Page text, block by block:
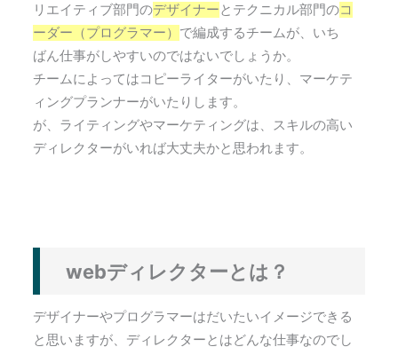
リエイティブ部門のデザイナーとテクニカル部門のコ
ーダー（プログラマー） で編成するチームが、いち
ばん仕事がしやすいのではないでしょうか。
チームによってはコピーライターがいたり、マーケテ
ィングプランナーがいたりします。
が、ライティングやマーケティングは、スキルの高い
ディレクターがいれば大丈夫かと思われます。
webディレクターとは？
デザイナーやプログラマーはだいたいイメージできる
と思いますが、ディレクターとはどんな仕事なのでし